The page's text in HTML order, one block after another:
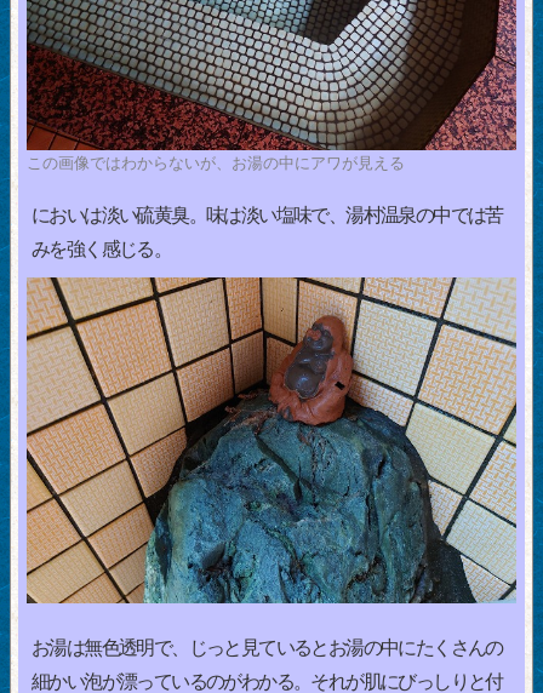
この画像ではわからないが、お湯の中にアワが見える
においは淡い硫黄臭。味は淡い塩味で、湯村温泉の中では苦
みを強く感じる。
お湯は無色透明で、じっと見ているとお湯の中にたくさんの
細かい泡が漂っているのがわかる。それが肌にびっしりと付